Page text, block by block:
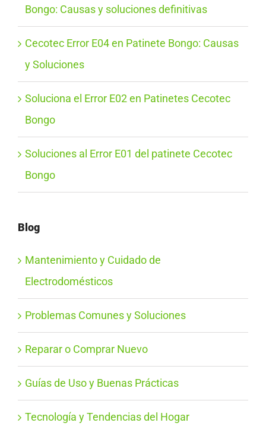
Bongo: Causas y soluciones definitivas
Cecotec Error E04 en Patinete Bongo: Causas
y Soluciones
Soluciona el Error E02 en Patinetes Cecotec
Bongo
Soluciones al Error E01 del patinete Cecotec
Bongo
Blog
Mantenimiento y Cuidado de
Electrodomésticos
Problemas Comunes y Soluciones
Reparar o Comprar Nuevo
Guías de Uso y Buenas Prácticas
Tecnología y Tendencias del Hogar